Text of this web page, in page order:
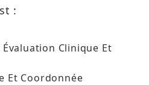
:
Évaluation Clinique Et
Et Coordonnée